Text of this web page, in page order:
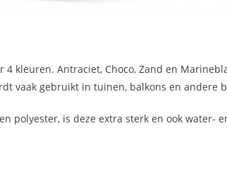
kleuren. Antraciet, Choco, Zand en
vaak gebruikt in tuinen, balkons en andere
polyester, is deze extra sterk en ook water-